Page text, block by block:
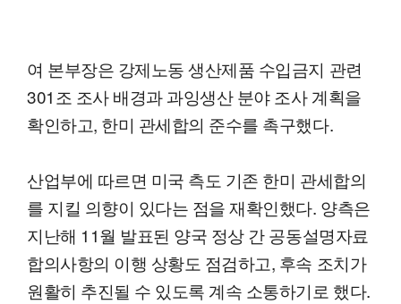
여 본부장은 강제노동 생산제품 수입금지 관련
301조 조사 배경과 과잉생산 분야 조사 계획을
확인하고, 한미 관세합의 준수를 촉구했다.
산업부에 따르면 미국 측도 기존 한미 관세합의
를 지킬 의향이 있다는 점을 재확인했다. 양측은
지난해 11월 발표된 양국 정상 간 공동설명자료
합의사항의 이행 상황도 점검하고, 후속 조치가
원활히 추진될 수 있도록 계속 소통하기로 했다.